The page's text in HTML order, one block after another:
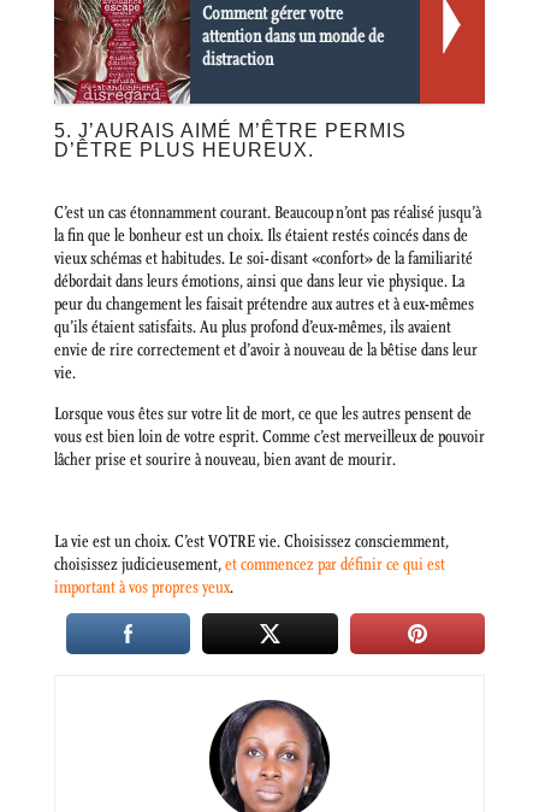
Comment gérer votre
attention dans un monde de
distraction
5. J’AURAIS AIMÉ M’ÊTRE PERMIS
D’ÊTRE PLUS HEUREUX.
C’est un cas étonnamment courant. Beaucoup n’ont pas réalisé jusqu’à
la fin que le bonheur est un choix. Ils étaient restés coincés dans de
vieux schémas et habitudes. Le soi-disant «confort» de la familiarité
débordait dans leurs émotions, ainsi que dans leur vie physique. La
peur du changement les faisait prétendre aux autres et à eux-mêmes
qu’ils étaient satisfaits. Au plus profond d’eux-mêmes, ils avaient
envie de rire correctement et d’avoir à nouveau de la bêtise dans leur
vie.
Lorsque vous êtes sur votre lit de mort, ce que les autres pensent de
vous est bien loin de votre esprit. Comme c’est merveilleux de pouvoir
lâcher prise et sourire à nouveau, bien avant de mourir.
La vie est un choix. C’est VOTRE vie. Choisissez consciemment,
choisissez judicieusement,et commencez par définir ce qui est
important à vos propres yeux.